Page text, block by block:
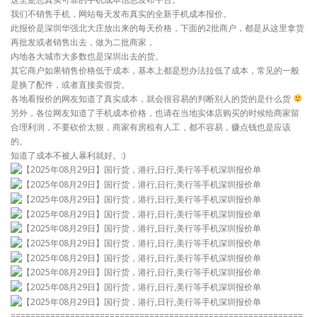
我们不销售手机，网站每天发布真实的全新手机成本报价。
此报价是深圳华强北大庄放出来的每天价格，下面的2批商户，都是从这里拿货
再批发或者销售出去，做为二批商家，
内地各大城市大多数也是深圳出去的货。
其它商户如果销售价格低于成本，基本上都是想办法拉低了成本，常见的一般
是换了配件，或者直接卖假货。
各地看报价的网友知道了真实成本，就会很容易的判断别人的货的是什么货
另外，各位网友知道了手机成本价格，也请在当地实体店购买的时候给商家留
合理利润，不要砍价太狠，商家有房租有人工，都不容易，赚点钱也是应该
的。
知道了成本不被人暴利就好。:)